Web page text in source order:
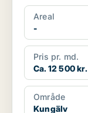
Areal
-
Pris pr. md.
Ca. 12 500 kr.
Område
Kungälv